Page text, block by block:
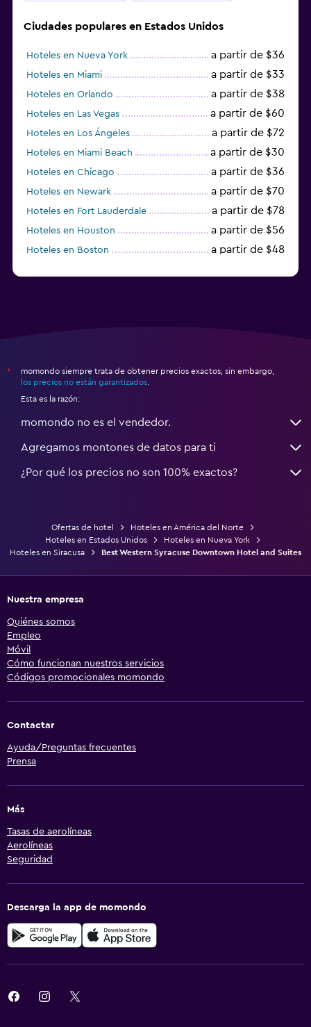
Ciudades populares en Estados Unidos
Hoteles en Nueva York a partir de $36
Hoteles en Miami a partir de $33
Hoteles en Orlando a partir de $38
Hoteles en Las Vegas a partir de $60
Hoteles en Los Ángeles a partir de $72
Hoteles en Miami Beach a partir de $30
Hoteles en Chicago a partir de $36
Hoteles en Newark a partir de $70
Hoteles en Fort Lauderdale a partir de $78
Hoteles en Houston a partir de $56
Hoteles en Boston a partir de $48
*
momondo siempre trata de obtener precios exactos, sin embargo,
los precios no están garantizados
Esta es la razón:
momondo no es el vendedor.
Agregamos montones de datos para ti
¿Por qué los precios no son 100% exactos?
Ofertas de hotel
Hoteles en América del Norte
Hoteles en Estados Unidos
Hoteles en Nueva York
Hoteles en Siracusa
Best Western Syracuse Downtown Hotel and Suites
Nuestra empresa
Quiénes somos
Empleo
Móvil
Cómo funcionan nuestros servicios
Códigos promocionales momondo
Contactar
Ayuda/Preguntas frecuentes
Prensa
Más
Tasas de aerolíneas
Aerolíneas
Seguridad
Descarga la app de momondo